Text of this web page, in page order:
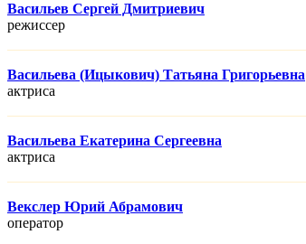
Васильев Сергей Дмитриевич
режисcер
Васильева (Ицыкович) Татьяна Григорьевна
актриса
Васильева Екатерина Сергеевна
актриса
Векслер Юрий Абрамович
оператор